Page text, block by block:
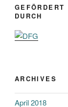
GEFÖRDERT
DURCH
ARCHIVES
April 2018